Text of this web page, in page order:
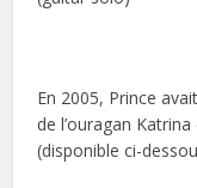
En 2005, Prince
de l’ouragan
(disponible ci-